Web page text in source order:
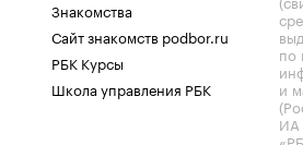
Знакомства
Сайт знакомств podbor.ru
РБК Курсы
Школа управления РБК
по
и
ИА